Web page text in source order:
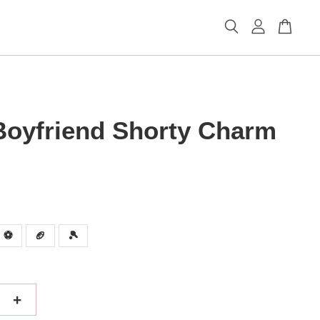
Shorty Charm
⚽️ 🏈 🎾
+